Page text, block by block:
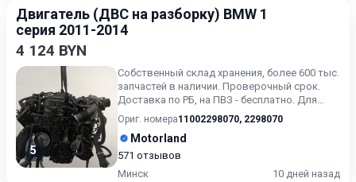
Двигатель (ДВС на разборку) BMW 1
серия 2011-2014
4 124 BYN
5
Собственный склад хранения, более 600 тыс.
запчастей в наличии. Проверочный срок.
Доставка по РБ, на ПВЗ - бесплатно. Для
получения актуальн...
Ориг. номера11002298070, 2298070
Motorland
571 отзывов
Минск
10 дней назад